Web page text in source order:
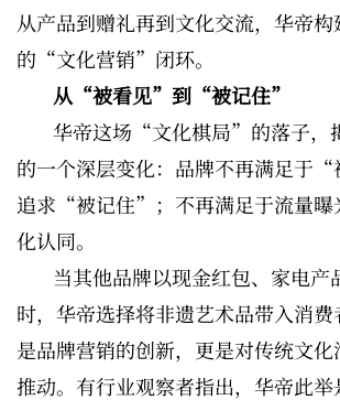
从产品到赠礼再到文化交流，华帝
的“文化营销”闭环。
从“被看见”到“被记住”
华帝这场“文化棋局”的落子，
的一个深层变化：品牌不再满足于
追求“被记住”；不再满足于流量曝
化认同。
当其他品牌以现金红包、家电产
时，华帝选择将非遗艺术品带入消
是品牌营销的创新，更是对传统文
推动。有行业观察者指出，华帝此